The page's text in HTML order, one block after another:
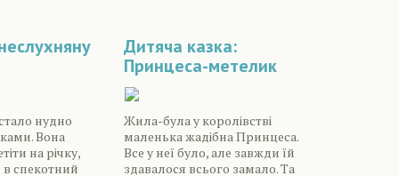
нудно
Вона
на річку,
спекотний
Дитяча казка:
Принцеса-метелик
Жила-була у королівстві
маленька жадібна Принцеса.
Все у неї було, але завжди їй
здавалося всього замало. Та